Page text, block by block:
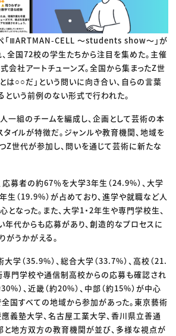
「ⅢARTMAN-CELL 〜students show〜」が
全国72校の学生たちから注目を集めた。主催
会社アートチューンズ。全国から集まったZ世
は○○だ」という問いに向き合い、自らの言葉
という前例のない形式で行われた。
一組のチームを編成し、企画として芸術の本
イルが特徴だ。ジャンルや教育機関、地域を
Z世代が参加し、問いを通じて芸術に新たな
募者の約67％を大学3年生（24.9%）、大学
生（19.9%）が占めており、進学や就職など人
なった。また、大学1・2年生や専門学校生、
年代からも応募があり、創造的なプロセスに
うかがえる。
学（35.9%）、総合大学（33.7%）、高校（21.
専門学校や通信制高校からの応募も確認され
）、近畿（約20%）、中部（約15%）が中心
国すべての地域から参加があった。東京藝術
義塾大学、名古屋工業大学、香川県立善通
と地方双方の教育機関が並び、多様な視点が